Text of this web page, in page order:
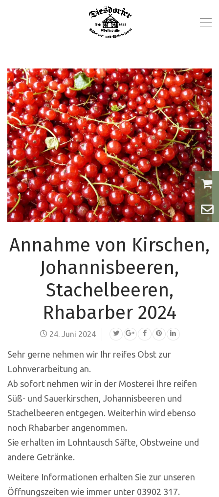
Annahme von Kirschen,
Johannisbeeren,
Stachelbeeren,
Rhabarber 2024
24. Juni 2024
Sehr gerne nehmen wir Ihr reifes Obst zur
Lohnverarbeitung an.
Ab sofort nehmen wir in der Mosterei Ihre reifen
Süß- und Sauerkirschen, Johannisbeeren und
Stachelbeeren entgegen. Weiterhin wird ebenso
noch Rhabarber angenommen.
Sie erhalten im Lohntausch Säfte, Obstweine und
andere Getränke.
Weitere Informationen erhalten Sie zur unseren
Öffnungszeiten wie immer unter 03902 317.